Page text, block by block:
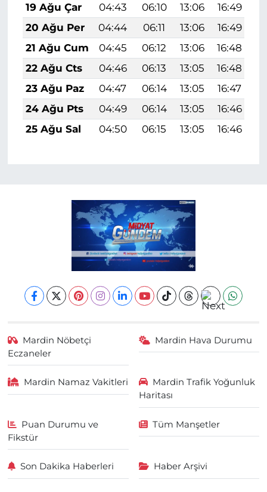
19 Ağu Çar 04:43 06:10 13:06 16:49
20 Ağu Per
04:44 06:11 13:06 16:49
21 Ağu Cum
04:45 06:12 13:06 16:48
22 Ağu Cts
04:46 06:13 13:05 16:48
23 Ağu Paz
04:47 06:14 13:05 16:47
24 Ağu Pts
04:49 06:14 13:05 16:46
25 Ağu Sal
04:50 06:15 13:05 16:46
Mardin Nöbetçi
Eczaneler
Mardin Hava Durumu
Mardin Namaz Vakitleri
Mardin Trafik Yoğunluk
Haritası
Puan Durumu ve
Fikstür
Tüm Manşetler
Son Dakika Haberleri Haber Arşivi